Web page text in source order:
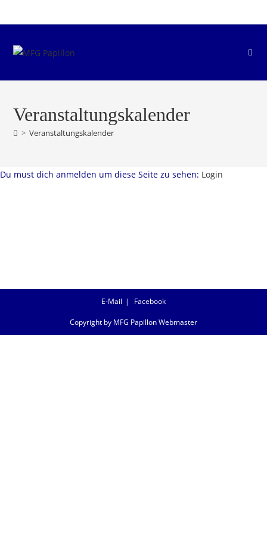
Inhalt
Veranstaltungskalender
> Veranstaltungskalender
Du must dich anmelden um diese Seite zu sehen: Login
E-Mail Facebook
Copyright by MFG Papillon Webmaster